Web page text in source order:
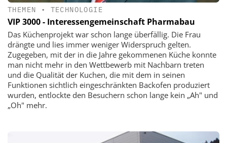
THEMEN • TECHNOLOGIE
VIP 3000 - Interessengemeinschaft Pharmabau
Das Küchenprojekt war schon lange überfällig. Die Frau
drängte und lies immer weniger Widerspruch gelten.
Zugegeben, mit der in die Jahre gekommenen Küche konnte
man nicht mehr in den Wettbewerb mit Nachbarn treten
und die Qualität der Kuchen, die mit dem in seinen
Funktionen sichtlich eingeschränkten Backofen produziert
wurden, entlockte den Besuchern schon lange kein „Ah" und
„Oh" mehr.